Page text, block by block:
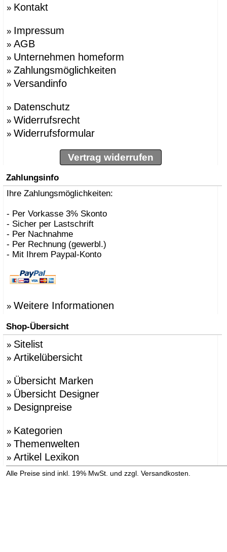
» Kontakt
» Impressum
» AGB
» Unternehmen homeform
» Zahlungsmöglichkeiten
» Versandinfo
» Datenschutz
» Widerrufsrecht
» Widerrufsformular
Vertrag widerrufen
Zahlungsinfo
Ihre Zahlungsmöglichkeiten:
- Per Vorkasse 3% Skonto
- Sicher per Lastschrift
- Per Nachnahme
- Per Rechnung (gewerbl.)
- Mit Ihrem Paypal-Konto
» Weitere Informationen
Shop-Übersicht
» Sitelist
» Artikelübersicht
» Übersicht Marken
» Übersicht Designer
» Designpreise
» Kategorien
» Themenwelten
» Artikel Lexikon
Alle Preise sind inkl. 19% MwSt. und zzgl. Versandkosten.